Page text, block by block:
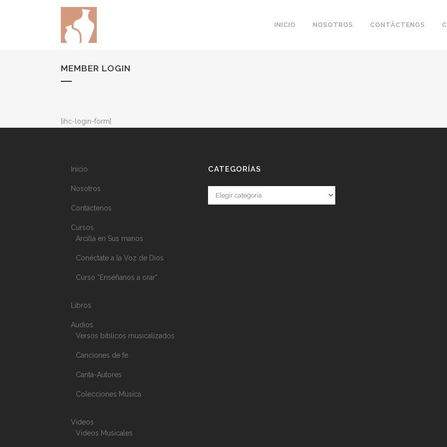
INICIO NOSOTROS CONTÁCTENOS
MEMBER LOGIN
[ihc-login-form]
Inicio
Nosotros
Contáctenos
Cursos
Arcilla en Sus manos
Conéctate a la Voz de Dios
Curso “Enséñanos a orar”
Libros
Audios
Versos bíblicos musicalizados
Canciones de fe
Canta-Autores
Colecciones Música
Videos
Videos Musicales
CATEGORÍAS
Categorías